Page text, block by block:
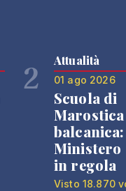
2 Attualità
01 ago 2026
Scuola di
Ministero
in regola
Visto 18.870